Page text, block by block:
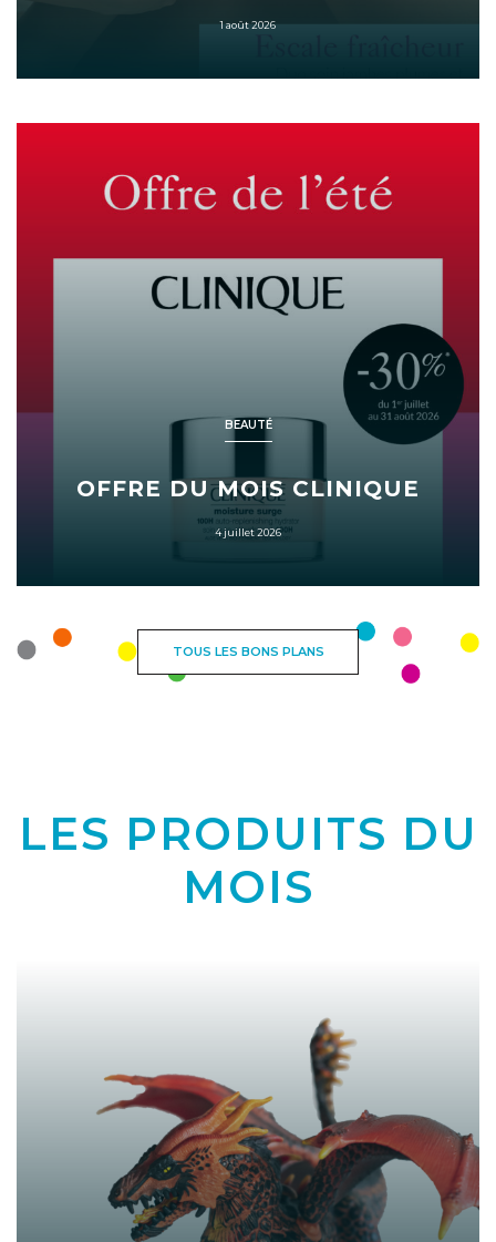
1 août 2026
BEAUTÉ
OFFRE DU MOIS CLINIQUE
4 juillet 2026
TOUS LES BONS PLANS
LES PRODUITS DU
MOIS